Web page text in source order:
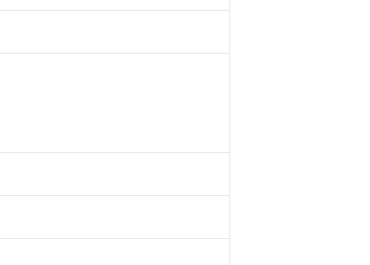
有に対応した製品が提供可能な商品です。
に対応した製品に切り替える予定のある商品です。
含有に非対応の商品で、対応品を出す予定はありません。
含有の対応状況を調査中または確認中の商品です。
たものが、含有品と判明した場合などやむを得ず変更すること
準値以下であることを示します。
準値を超えていることを示します。